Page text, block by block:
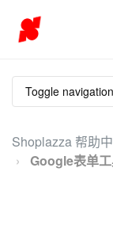
Toggle navigation
Shoplazza 帮助
Google表单